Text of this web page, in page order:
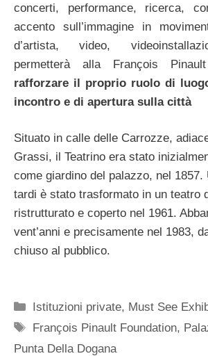
concerti, performance, ricerca,
accento sull’immagine in
d’artista, video,
permetterà alla François
rafforzare il proprio ruolo di
incontro e di apertura sulla città
Situato in calle delle Carrozze,
Grassi, il Teatrino era stato
come giardino del palazzo, nel 1857.
tardi è stato trasformato in un teatro
ristrutturato e coperto nel 1961.
vent’anni e precisamente nel 1983,
chiuso al pubblico.
Categorie
Istituzioni private, Must See
Tag
François Pinault Foundation,
Punta Della Dogana